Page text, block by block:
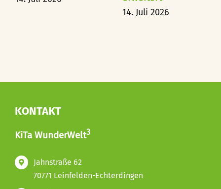
14. Juli 2026
KONTAKT
KiTa WunderWelt3
Jahnstraße 62
70771 Leinfelden-Echterdingen